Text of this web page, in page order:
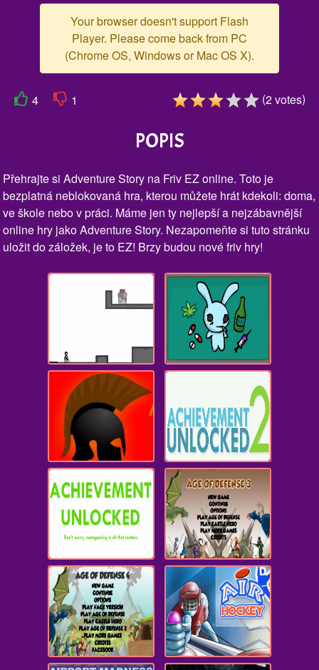
Your browser doesn't support Flash
Player. Please come back from PC
(Chrome OS, Windows or Mac OS X).
4 1 (2votes)
POPIS
Přehrajte si Adventure Story na Friv EZ online. Toto je
bezplatná neblokovaná hra, kterou můžete hrát kdekoli: doma,
ve škole nebo v práci. Máme jen ty nejlepší a nejzábavnější
online hry jako Adventure Story. Nezapomeňte si tuto stránku
uložit do záložek, je to EZ! Brzy budou nové friv hry!